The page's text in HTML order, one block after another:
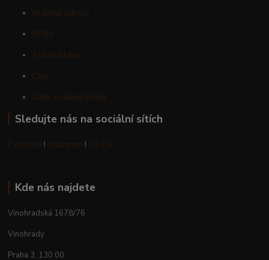
Arabské cukroví
Oříšky
Arabská káva
Čaje
Datle a sušené plody
Sledujte nás na sociální sítích
Facebook I Instagram I TikTok
Kde nás najdete
Vinohradská 1678/76
Vinohrady
Praha 3, 130 00